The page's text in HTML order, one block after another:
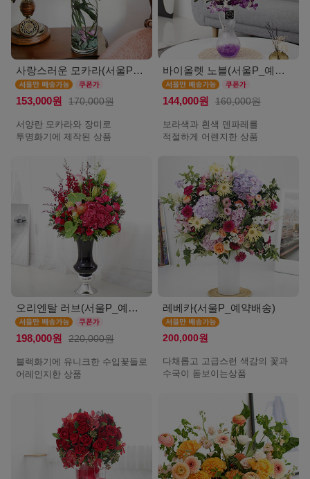
사랑스러운 모카라(서울P_예약배송)
153,000원 170,000원
서양란 모카라와 장미로
투명화기에 제작된 상품
바이올렛 노블(서울P_예약배송)
144,000원 160,000원
보라색과 흰색 덴파레를
적절하게 어렌지한 상품
오리엔탈 러브(서울P_예약배송)
198,000원 220,000원
블랙화기에 유니크한 수입꽃들로
어레인지한 상품
레베카(서울P_예약배송)
200,000원
다채롭고 고급스런 색감의 꽃과
수국이 돋보이는상품